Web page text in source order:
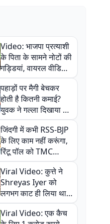
Video: भाजपा प्रत्याशी
के पिता के सामने नोटों की
गड्डियां, वायरल वीडियो
से राजनीति में उबाल,
अजित महतो बोले- TMC
की गंदी चाल
पहाड़ों पर मैगी बेचकर
होती है कितनी कमाई?
युवक ने गल्ला दिखाया तो
नौकरी वालों के खड़े हो गए
कान
जिंदगी में कभी RSS-BJP
के लिए काम नहीं करूंगा,
रिंटू पॉल को TMC
ऑफिस में ले जाकर पीटा,
Video वायरल
Viral Video: कुत्ते ने
Shreyas Iyer को
लगभग काट ही लिया था,
न्यूजीलैंड सीरीज से पहले
बाल-बाल बचे
Viral Video: एक कैच